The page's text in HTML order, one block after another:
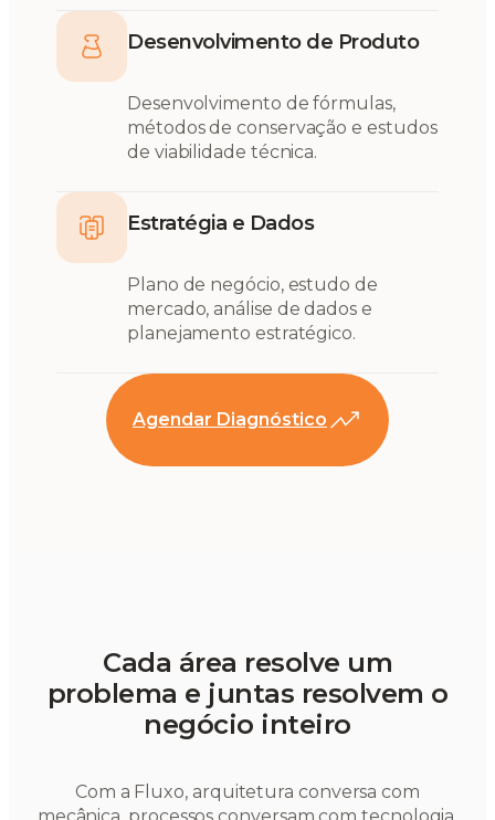
Desenvolvimento de Produto
Desenvolvimento de fórmulas,
métodos de conservação e estudos
de viabilidade técnica.
Estratégia e Dados
Plano de negócio, estudo de
mercado, análise de dados e
planejamento estratégico.
Agendar Diagnóstico
Cada área resolve um
problema e juntas resolvem o
negócio inteiro
Com a Fluxo, arquitetura conversa com